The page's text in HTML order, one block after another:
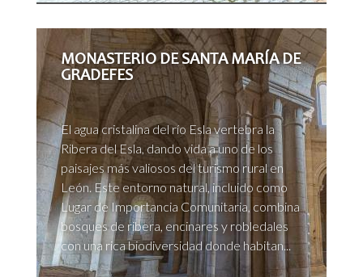
MONASTERIO DE SANTA MARÍA DE
GRADEFES
El agua cristalina del río Esla vertebra la
Ribera del Esla, dando vida a uno de los
paisajes más valiosos del turismo rural en
León. Este entorno natural, incluido como
Lugar de Importancia Comunitaria, combina
bosques de ribera, encinares y robledales
con una rica biodiversidad donde habitan...